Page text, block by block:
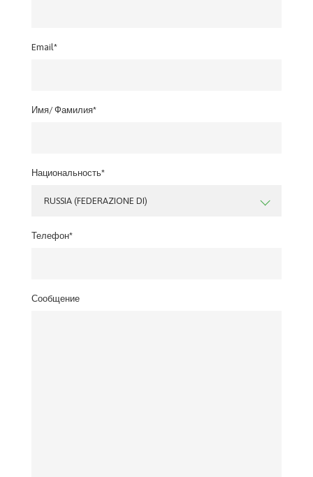
Email*
Имя/ Фамилия*
Национальность*
RUSSIA (FEDERAZIONE DI)
Телефон*
Сообщение